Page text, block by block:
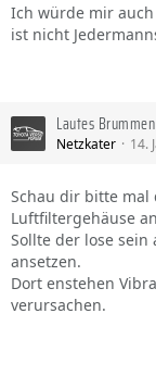
Ich würde mir
ist nicht
Lautes
Netzkater 14.
Schau dir bitte mal
Luftfiltergehäuse
Sollte der lose
ansetzen.
Dort enstehen
verursachen.